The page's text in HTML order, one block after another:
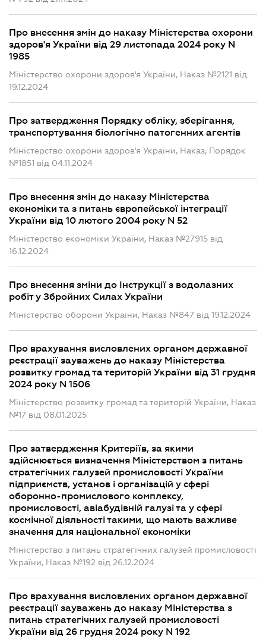
Про внесення змін до наказу Міністерства охорони
здоров'я України від 29 листопада 2024 року N
1985
Міністерство охорони здоров'я України, Наказ №2121 від
19.12.2024
Про затвердження Порядку обліку, зберігання,
транспортування біологічно патогенних агентів
Міністерство охорони здоров'я України, Наказ, Порядок
№1851 від 04.11.2024
Про внесення змін до наказу Міністерства
економіки та з питань європейської інтеграції
України від 10 лютого 2004 року N 52
Міністерство економіки України, Наказ №27915 від
16.12.2024
Про внесення зміни до Інструкції з водолазних
робіт у Збройних Силах України
Міністерство оборони України, Наказ №847 від 19.12.2024
Про врахування висловлених органом державної
реєстрації зауважень до наказу Міністерства
розвитку громад та територій України від 31 грудня
2024 року N 1506
Міністерство розвитку громад та територій України, Наказ
№17 від 08.01.2025
Про затвердження Критеріїв, за якими
здійснюється визначення Міністерством з питань
стратегічних галузей промисловості України
підприємств, установ і організацій у сфері
оборонно-промислового комплексу,
промисловості, авіабудівній галузі та у сфері
космічної діяльності такими, що мають важливе
значення для національної економіки
Міністерство з питань стратегічних галузей промисловості
України, Наказ №192 від 26.12.2024
Про врахування висловлених органом державної
реєстрації зауважень до наказу Міністерства з
питань стратегічних галузей промисловості
України від 26 грудня 2024 року N 192